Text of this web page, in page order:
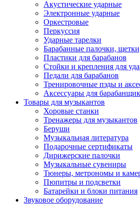
Акустические ударные
Электронные ударные
Оркестровые
Перкуссия
Ударные тарелки
Барабанные палочки,
Пластики для барабанов
Стойки и крепления для
Педали для барабанов
Тренировочные пэды и
Аксессуары для
Товары для музыкантов
Хоровые станки
Тренажеры для музыкантов
Беруши
Музыкальная литература
Подарочные сертификаты
Дирижерские палочки
Музыкальные сувениры
Тюнеры, метрономы и
Пюпитры и подсветки
Батарейки и блоки питания
Звуковое оборудование